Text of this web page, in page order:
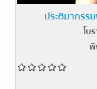
ประติมากรร
โบ